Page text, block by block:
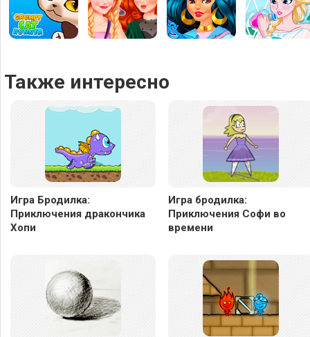
Также интересно
Игра Бродилка:
Приключения дракончика
Хопи
Игра бродилка:
Приключения Софи во
времени